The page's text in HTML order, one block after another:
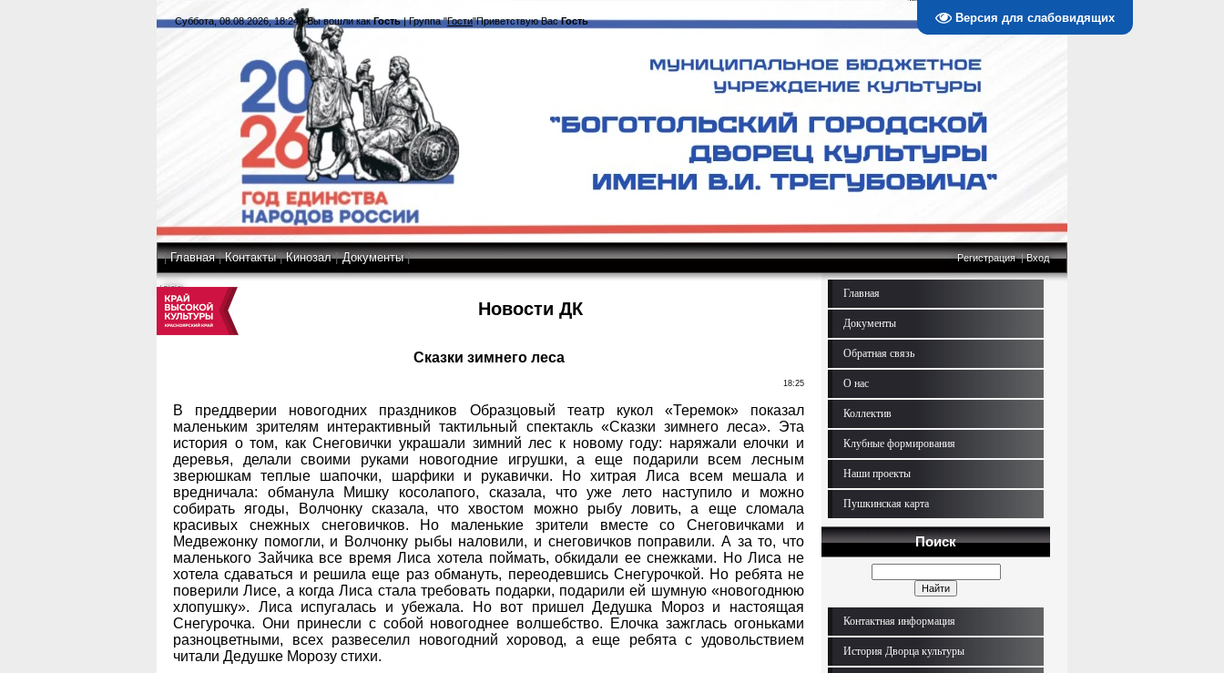
Версия для слабовидящих
Суббота, 08.08.2026, 18:24 |Вы вошли как Гость|Группа"Гости"Приветствую Вас Гость
|Главная|Контакты|Кинозал|Документы| Регистрация|Вход
|RSS
Новости ДК
Сказки зимнего леса
18:25
В преддверии новогодних праздников Образцовый театр кукол «Теремок» показал
маленьким зрителям интерактивный тактильный спектакль «Сказки зимнего леса». Эта
история о том, как Снеговички украшали зимний лес к новому году: наряжали елочки и
деревья, делали своими руками новогодние игрушки, а еще подарили всем лесным
зверюшкам теплые шапочки, шарфики и рукавички. Но хитрая Лиса всем мешала и
вредничала: обманула Мишку косолапого, сказала, что уже лето наступило и можно
собирать ягоды, Волчонку сказала, что хвостом можно рыбу ловить, а еще сломала
красивых снежных снеговичков. Но маленькие зрители вместе со Снеговичками и
Медвежонку помогли, и Волчонку рыбы наловили, и снеговичков поправили. А за то, что
маленького Зайчика все время Лиса хотела поймать, обкидали ее снежками. Но Лиса не
хотела сдаваться и решила еще раз обмануть, переодевшись Снегурочкой. Но ребята не
поверили Лисе, а когда Лиса стала требовать подарки, подарили ей шумную «новогоднюю
хлопушку». Лиса испугалась и убежала. Но вот пришел Дедушка Мороз и настоящая
Снегурочка. Они принесли с собой новогоднее волшебство. Елочка зажглась огоньками
разноцветными, всех развеселил новогодний хоровод, а еще ребята с удовольствием
читали Дедушке Морозу стихи.
Главная
Документы
Обратная связь
О нас
Коллектив
Клубные формирования
Наши проекты
Пушкинская карта
Поиск
Контактная информация
История Дворца культуры